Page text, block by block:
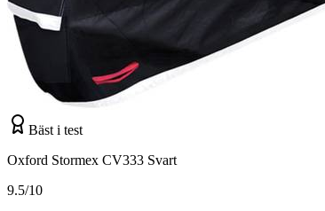
Bäst i test
Oxford Stormex CV333 Svart
9.5/10